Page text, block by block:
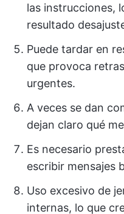
las instrucciones,
resultado
Puede tardar en
que provoca
urgentes.
A veces se dan
dejan claro qué
Es necesario
escribir mensajes
Uso excesivo de
internas, lo que